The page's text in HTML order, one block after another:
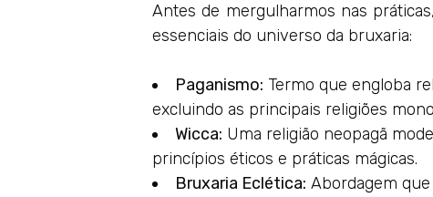
Antes de mergulharmos nas
essenciais do universo da bruxaria:
Paganismo: Termo que engloba
excluindo as principais religiões
Wicca: Uma religião neopagã
princípios éticos e práticas mágicas.
Bruxaria Eclética: Abordagem